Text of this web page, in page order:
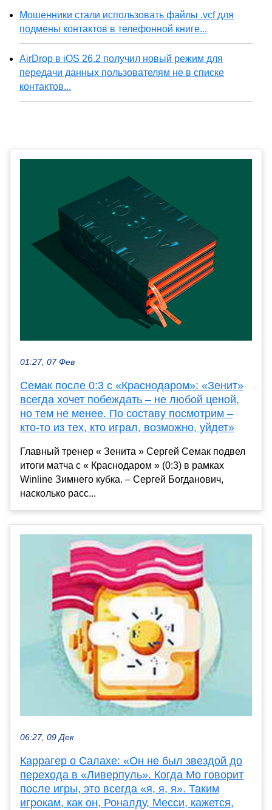
Мошенники стали использовать файлы .vcf для
подмены контактов в телефонной книге...
AirDrop в iOS 26.2 получил новый режим для
передачи данных пользователям не в списке
контактов...
01:27, 07 Фев
Семак после 0:3 с «Краснодаром»: «Зенит»
всегда хочет побеждать – не любой ценой,
но тем не менее. По составу посмотрим –
кто-то из тех, кто играл, возможно, уйдет»
Главный тренер « Зенита » Сергей Семак подвел
итоги матча с « Краснодаром » (0:3) в рамках
Winline Зимнего кубка. – Сергей Богданович,
насколько расс...
06:27, 09 Дек
Каррагер о Салахе: «Он не был звездой до
перехода в «Ливерпуль». Когда Мо говорит
после игры, это всегда «я, я, я». Таким
игрокам, как он, Роналду, Месси, кажется,